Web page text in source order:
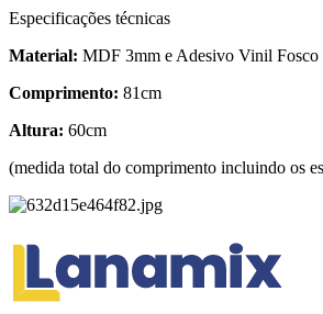
Especificações técnicas
Material: MDF 3mm e Adesivo Vinil Fosco
Comprimento: 81cm
Altura: 60cm
(medida total do comprimento incluindo os